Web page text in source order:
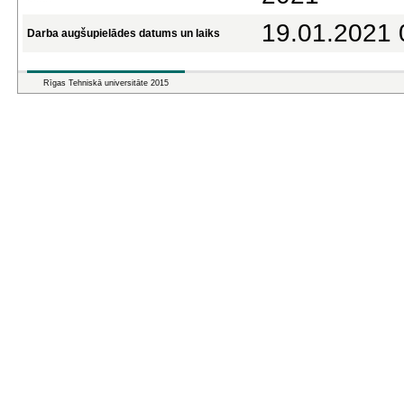
Darba augšupielādes datums un laiks 19.01.2021
Rīgas Tehniskā universitāte 2015